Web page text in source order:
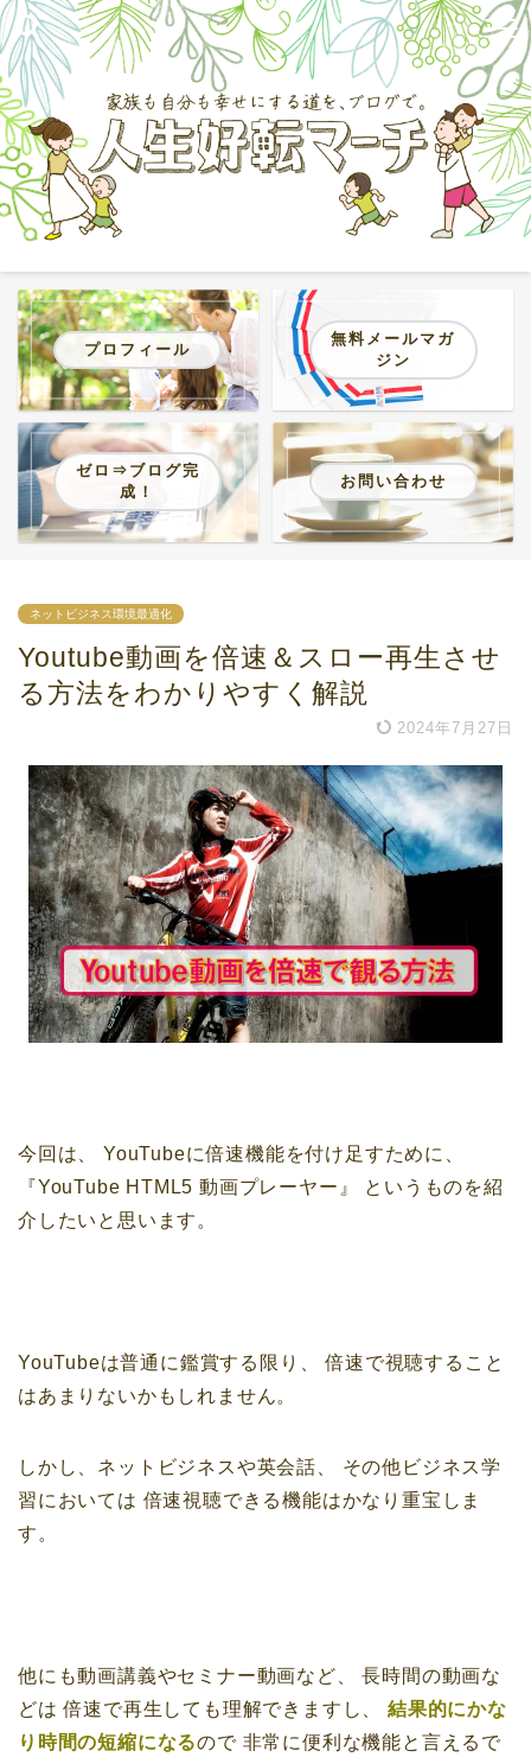
プロフィール
無料メールマガ
ジン
ゼロ⇒ブログ完
成！
お問い合わせ
ネットビジネス環境最適化
Youtube動画を倍速＆スロー再生させ
る方法をわかりやすく解説
2024年7月27日
今回は、
YouTubeに倍速機能を付け足すために、
『YouTube HTML5 動画プレーヤー』
というものを紹
介したいと思います。
YouTubeは普通に鑑賞する限り、
倍速で視聴すること
はあまりないかもしれません。
しかし、ネットビジネスや英会話、
その他ビジネス学
習においては 倍速視聴できる機能はかなり重宝しま
す。
他にも動画講義やセミナー動画など、
長時間の動画な
どは 倍速で再生しても理解できますし、
結果的にかな
り時間の短縮になるので非常に便利な機能と言えるで